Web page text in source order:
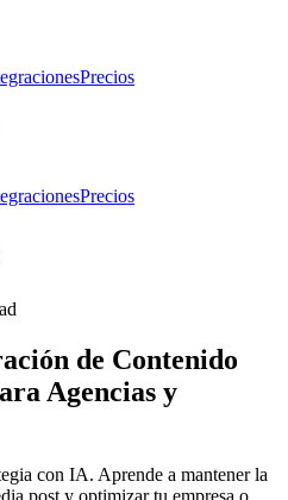
Precios
Precios
de Contenido
Agencias y
con IA. Aprende a mantener la
post y optimizar tu empresa o